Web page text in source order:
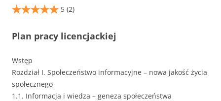
5 (2)
Plan pracy licencjackiej
Wstęp
Rozdział I. Społeczeństwo informacyjne – nowa jakość życia
społecznego
1.1. Informacja i wiedza – geneza społeczeństwa